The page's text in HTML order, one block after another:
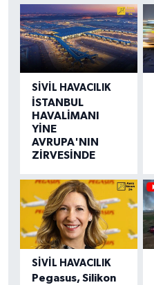
SIVIL HAVACILIK
İSTANBUL
HAVALİMANI
YİNE
AVRUPA'NIN
ZİRVESİNDE
SIVIL HAVACILIK
Pegasus, Silikon